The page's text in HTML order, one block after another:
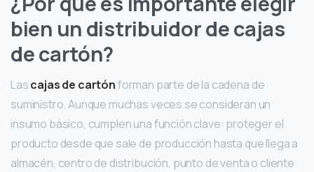
bien un distribuidor de cajas
de cartón?
Lascajas de cartónforman parte de la cadena de
suministro. Aunque muchas veces se consideran un
insumo básico, cumplen una función clave: proteger el
producto desde que sale de producción hasta que llega a
almacén, centro de distribución, punto de venta o cliente